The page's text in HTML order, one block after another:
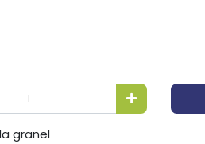
granel